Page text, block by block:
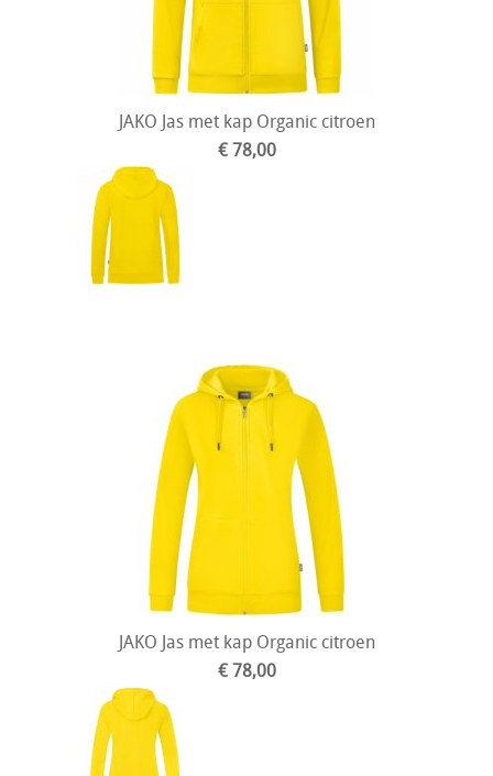
JAKO Jas met kap Organic citroen
€ 78,00
JAKO Jas met kap Organic citroen
€ 78,00